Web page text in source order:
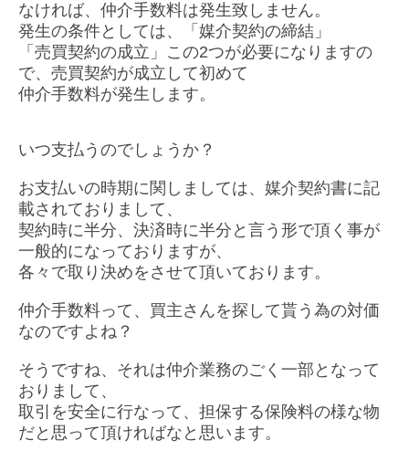
なければ、仲介手数料は発生致しません。
発生の条件としては、「媒介契約の締結」
「売買契約の成立」この2つが必要になりますの
で、売買契約が成立して初めて
仲介手数料が発生します。
いつ支払うのでしょうか？
お支払いの時期に関しましては、媒介契約書に記
載されておりまして、
契約時に半分、決済時に半分と言う形で頂く事が
一般的になっておりますが、
各々で取り決めをさせて頂いております。
仲介手数料って、買主さんを探して貰う為の対価
なのですよね？
そうですね、それは仲介業務のごく一部となって
おりまして、
取引を安全に行なって、担保する保険料の様な物
だと思って頂ければなと思います。